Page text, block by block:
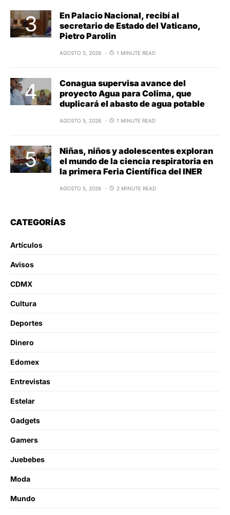
En Palacio Nacional, recibí al
secretario de Estado del Vaticano,
Pietro Parolin
AGOSTO 5, 2026 1 MINUTE READ
Conagua supervisa avance del
proyecto Agua para Colima, que
duplicará el abasto de agua potable
AGOSTO 5, 2026 1 MINUTE READ
Niñas, niños y adolescentes exploran
el mundo de la ciencia respiratoria en
la primera Feria Científica del INER
AGOSTO 5, 2026 2 MINUTE READ
CATEGORÍAS
Artículos
Avisos
CDMX
Cultura
Deportes
Dinero
Edomex
Entrevistas
Estelar
Gadgets
Gamers
Juebebes
Moda
Mundo